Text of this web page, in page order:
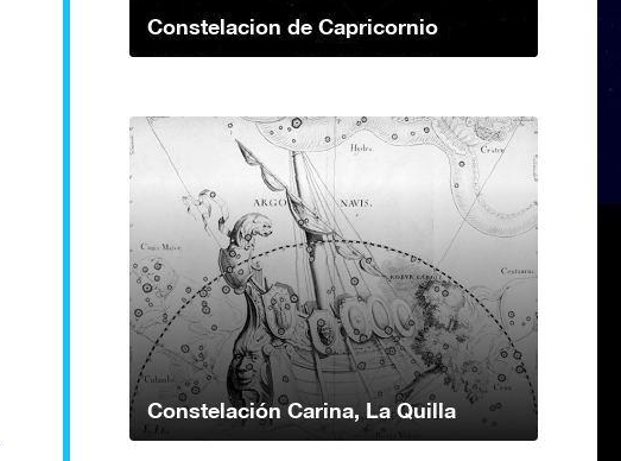
Constelacion de Capricornio
Constelación Carina, La Quilla